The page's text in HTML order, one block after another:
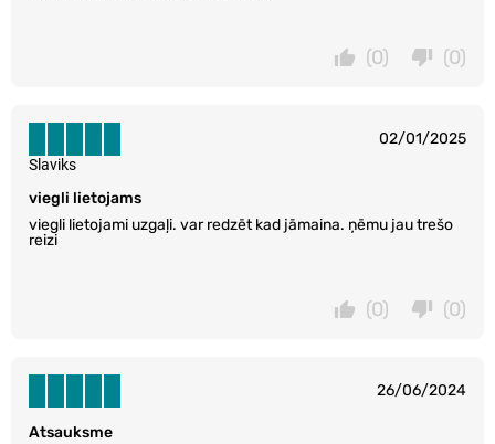
(0)
(0)
02/01/2025
viegli lietojams
viegli lietojami uzgaļi. var redzēt kad jāmaina. ņēmu jau trešo
reizi
Slaviks
(0)
(0)
26/06/2024
Atsauksme